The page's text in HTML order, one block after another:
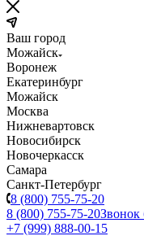
Ваш город
Можайск
Воронеж
Екатеринбург
Можайск
Москва
Нижневартовск
Новосибирск
Новочеркасск
Самара
Санкт-Петербург
8 (800) 755-75-20
8 (800) 755-75-20
+7 (999) 888-00-15